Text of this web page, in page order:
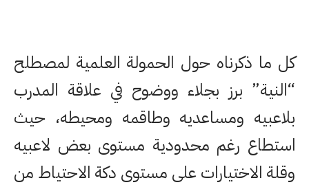
كل ما ذكرناه حول الحمولة العلمية لمصطلح
“النية” برز بجلاء ووضوح في علاقة المدرب
بلاعبيه ومساعديه وطاقمه ومحيطه، حيث
استطاع رغم محدودية مستوى بعض لاعبيه
وقلة الاختيارات على مستوى دكة الاحتياط من